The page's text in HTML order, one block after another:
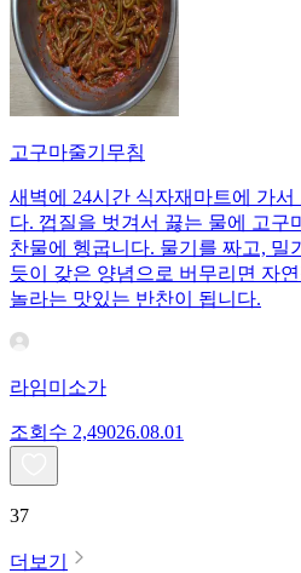
고구마줄기무침
새벽에 24시간 식자재마트에 가서
다. 껍질을 벗겨서 끓는 물에 고구
찬물에 헹굽니다. 물기를 짜고, 밀
듯이 갖은 양념으로 버무리면 자
놀라는 맛있는 반찬이 됩니다.
라임미소가
조회수 2,49026.08.01
37
더보기